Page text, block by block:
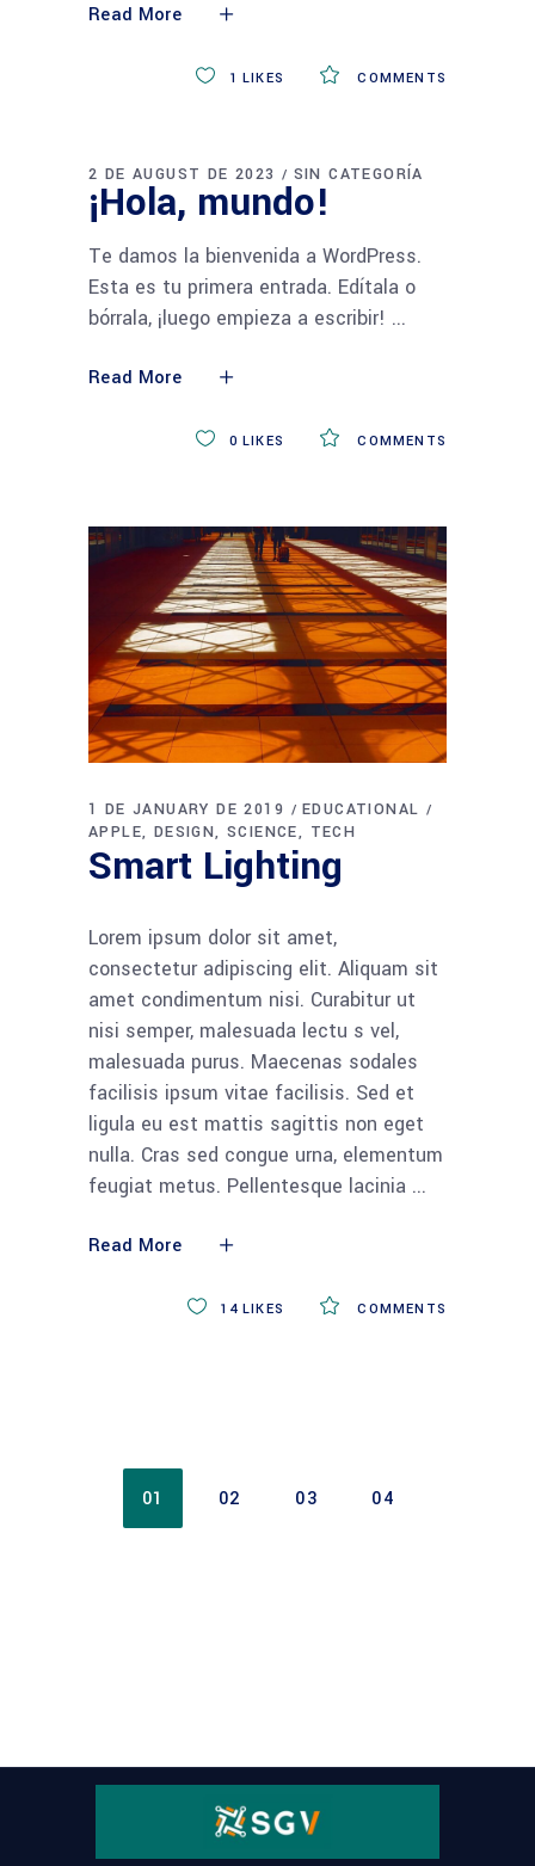
Read More
COMMENTS
1 LIKES
2 DE AUGUST DE 2023 SIN CATEGORÍA
¡Hola, mundo!
Te damos la bienvenida a WordPress.
Esta es tu primera entrada. Edítala o
bórrala, ¡luego empieza a escribir!
Read More
COMMENTS
0 LIKES
1 DE JANUARY DE 2019
EDUCATIONAL
APPLE
DESIGN SCIENCE TECH
Smart Lighting
Lorem ipsum dolor sit amet,
consectetur adipiscing elit. Aliquam sit
amet condimentum nisi. Curabitur ut
nisi semper, malesuada lectu s vel,
malesuada purus. Maecenas sodales
facilisis ipsum vitae facilisis. Sed et
ligula eu est mattis sagittis non eget
nulla. Cras sed congue urna, elementum
feugiat metus. Pellentesque lacinia
Read More
COMMENTS
14LIKES
01 02 03 04